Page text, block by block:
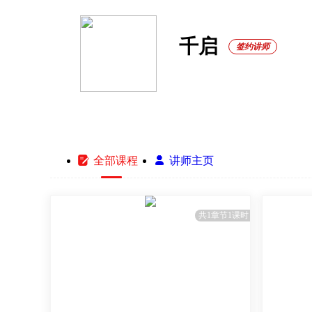
千启 签约讲师
 全部课程  讲师主页
共1章节1课时